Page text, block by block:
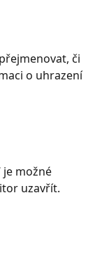
či
o uhrazení
je možné
uzavřít.